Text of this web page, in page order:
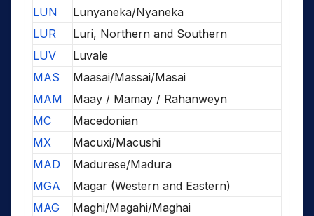
LUN
Lunyaneka/Nyaneka
LUR
Luri, Northern and Southern
LUV
Luvale
MAS
Maasai/Massai/Masai
MAM
Maay / Mamay / Rahanweyn
MC
Macedonian
MX
Macuxi/Macushi
MAD
Madurese/Madura
MGA
Magar (Western and Eastern)
MAG
Maghi/Magahi/Maghai